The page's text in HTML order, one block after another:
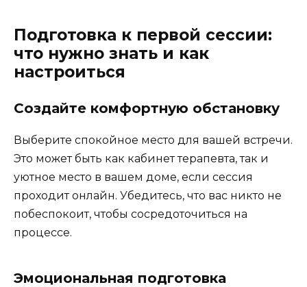
Подготовка к первой сессии:
что нужно знать и как
настроиться
Создайте комфортную обстановку
Выберите спокойное место для вашей встречи.
Это может быть как кабинет терапевта, так и
уютное место в вашем доме, если сессия
проходит онлайн. Убедитесь, что вас никто не
побеспокоит, чтобы сосредоточиться на
процессе.
Эмоциональная подготовка